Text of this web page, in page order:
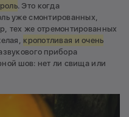
. Это когда
уже смонтированных,
тех же отремонтированных
кропотливая и очень
прибора
шов: нет ли свища или